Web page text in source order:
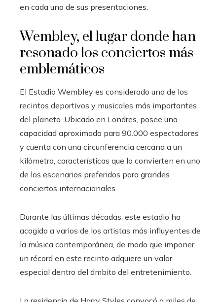
en cada una de sus presentaciones.
Wembley, el lugar donde han
resonado los conciertos más
emblemáticos
El Estadio Wembley es considerado uno de los
recintos deportivos y musicales más importantes
del planeta. Ubicado en Londres, posee una
capacidad aproximada para 90.000 espectadores
y cuenta con una circunferencia cercana a un
kilómetro, características que lo convierten en uno
de los escenarios preferidos para grandes
conciertos internacionales.
Durante las últimas décadas, este estadio ha
acogido a varios de los artistas más influyentes de
la música contemporánea, de modo que imponer
un récord en este recinto adquiere un valor
especial dentro del ámbito del entretenimiento.